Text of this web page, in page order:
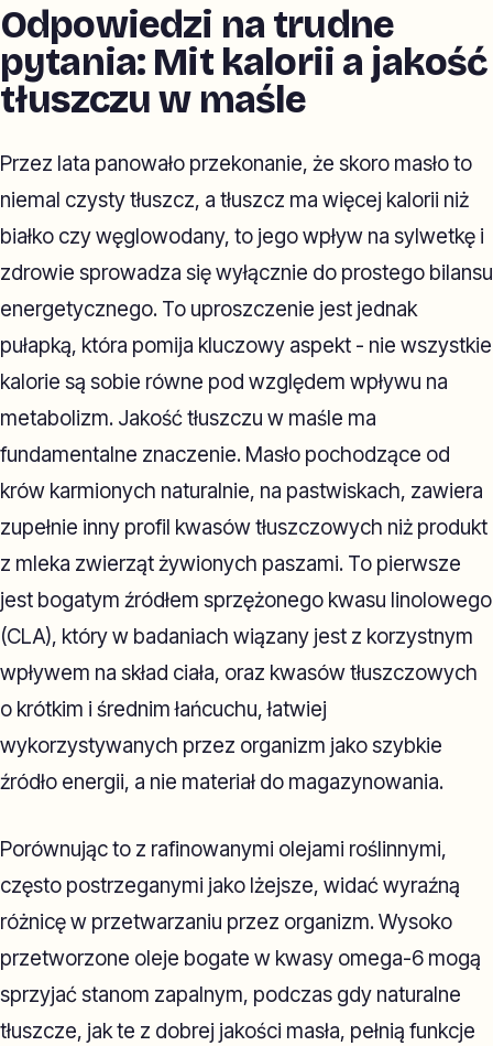
Odpowiedzi na trudne
pytania: Mit kalorii a jakość
tłuszczu w maśle
Przez lata panowało przekonanie, że skoro masło to
niemal czysty tłuszcz, a tłuszcz ma więcej kalorii niż
białko czy węglowodany, to jego wpływ na sylwetkę i
zdrowie sprowadza się wyłącznie do prostego bilansu
energetycznego. To uproszczenie jest jednak
pułapką, która pomija kluczowy aspekt - nie wszystkie
kalorie są sobie równe pod względem wpływu na
metabolizm. Jakość tłuszczu w maśle ma
fundamentalne znaczenie. Masło pochodzące od
krów karmionych naturalnie, na pastwiskach, zawiera
zupełnie inny profil kwasów tłuszczowych niż produkt
z mleka zwierząt żywionych paszami. To pierwsze
jest bogatym źródłem sprzężonego kwasu linolowego
(CLA), który w badaniach wiązany jest z korzystnym
wpływem na skład ciała, oraz kwasów tłuszczowych
o krótkim i średnim łańcuchu, łatwiej
wykorzystywanych przez organizm jako szybkie
źródło energii, a nie materiał do magazynowania.
Porównując to z rafinowanymi olejami roślinnymi,
często postrzeganymi jako lżejsze, widać wyraźną
różnicę w przetwarzaniu przez organizm. Wysoko
przetworzone oleje bogate w kwasy omega-6 mogą
sprzyjać stanom zapalnym, podczas gdy naturalne
tłuszcze, jak te z dobrej jakości masła, pełnią funkcje